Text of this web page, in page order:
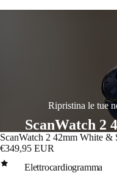
Ripristina le tue
ScanWatch 2
ScanWatch 2 42mm White &
€349,95 EUR
Elettrocardiogramma